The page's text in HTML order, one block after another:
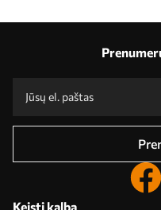
Keisti kalbą